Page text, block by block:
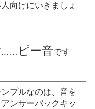
向けにいきましょ
…… ピー音です
プルなのは、音を
ンサーバックキッ